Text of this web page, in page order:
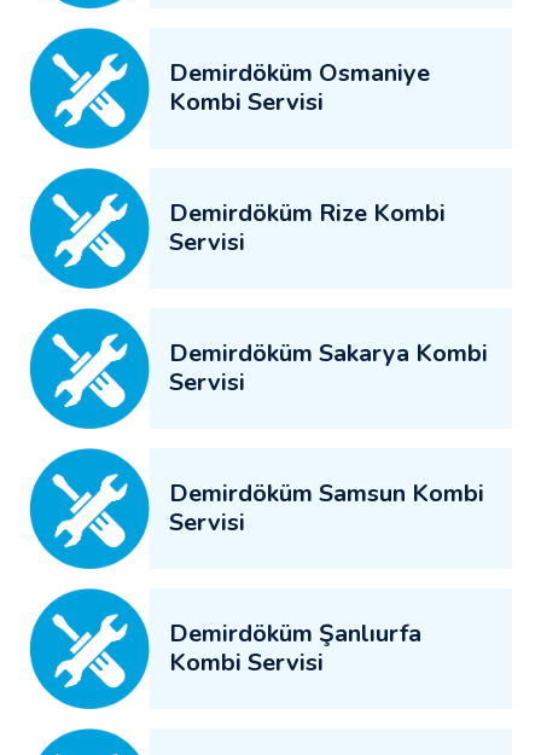
Demirdöküm Osmaniye
Kombi Servisi
Demirdöküm Rize Kombi
Servisi
Demirdöküm Sakarya Kombi
Servisi
Demirdöküm Samsun Kombi
Servisi
Demirdöküm Şanlıurfa
Kombi Servisi